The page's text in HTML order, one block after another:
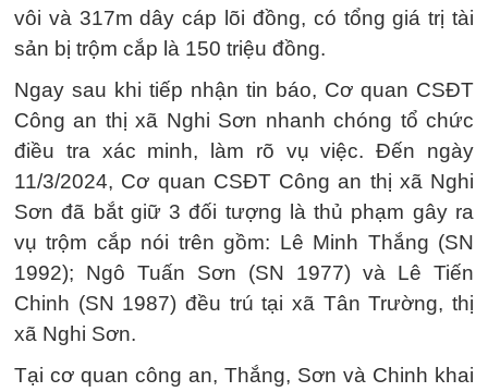
vôi và 317m dây cáp lõi đồng, có tổng giá trị tài
sản bị trộm cắp là 150 triệu đồng.
Ngay sau khi tiếp nhận tin báo, Cơ quan CSĐT
Công an thị xã Nghi Sơn nhanh chóng tổ chức
điều tra xác minh, làm rõ vụ việc. Đến ngày
11/3/2024, Cơ quan CSĐT Công an thị xã Nghi
Sơn đã bắt giữ 3 đối tượng là thủ phạm gây ra
vụ trộm cắp nói trên gồm: Lê Minh Thắng (SN
1992); Ngô Tuấn Sơn (SN 1977) và Lê Tiến
Chinh (SN 1987) đều trú tại xã Tân Trường, thị
xã Nghi Sơn.
Tại cơ quan công an, Thắng, Sơn và Chinh khai